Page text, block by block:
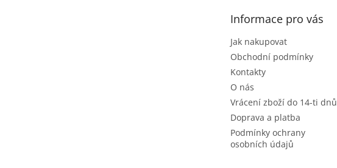
Informace pro vás
Jak nakupovat
Obchodní podmínky
Kontakty
O nás
Vrácení zboží do 14-ti dnů
Doprava a platba
Podmínky ochrany
osobních údajů